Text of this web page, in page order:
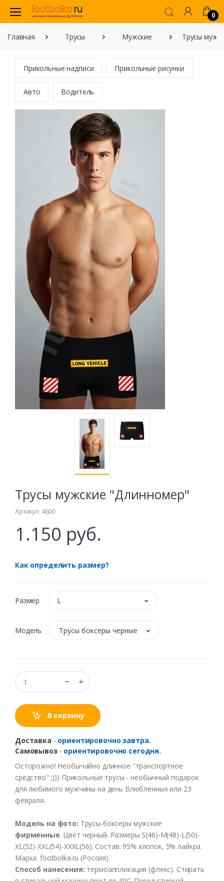
0
Главная Трусы Мужские Трусы
Прикольные надписи Прикольные рисунки
Авто Водитель
Трусы мужские "Длинномер"
Артикул: 4600
1.150 руб.
Как определить размер?
Размер L
Модель Трусы боксеры черные
В корзину
Доставка - ориентировочно завтра.
Самовывоз - ориентировочно сегодня.
Осторожно! Необычайно длинное "транспортное
средство" ;))) Прикольные трусы - необычный подарок
для любимого мужчины на день Влюбленных или 23
февраля.
Модель на фото: Трусы-боксеры мужские
фирменные. Цвет черный. Размеры S(46)-M(48)-L(50)-
XL(52)-XXL(54)-XXXL(56). Состав: 95% хлопок, 5% лайкра.
Марка: footbolka.ru (Россия).
Способ нанесения: термоаппликация (флекс). Стирать